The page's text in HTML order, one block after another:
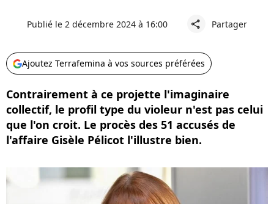
Publié le 2 décembre 2024 à 16:00 share Partager
Ajoutez Terrafemina à vos sources préférées
Contrairement à ce projette l'imaginaire
collectif, le profil type du violeur n'est pas celui
que l'on croit. Le procès des 51 accusés de
l'affaire Gisèle Pélicot l'illustre bien.